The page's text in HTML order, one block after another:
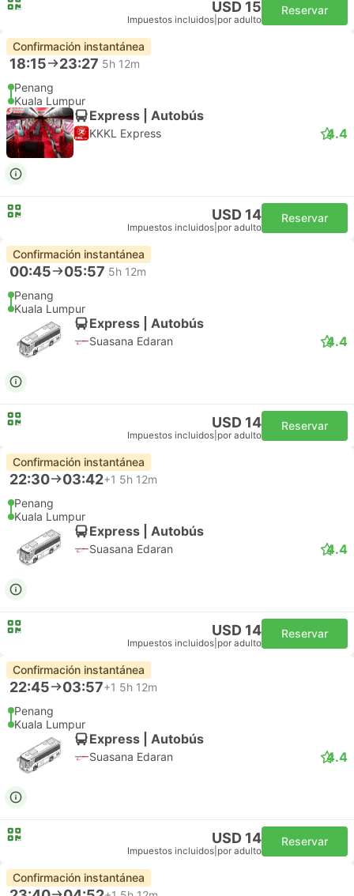
USD 15
Impuestos incluidos por adulto
Reservar
Confirmación instantánea
18:15 23:27 5h 12m
Penang
Kuala Lumpur
Express | Autobús
KKKL Express 4.4
USD 14
Impuestos incluidos por adulto
Reservar
Confirmación instantánea
00:45 05:57 5h 12m
Penang
Kuala Lumpur
Express | Autobús
Suasana Edaran 4.4
USD 14
Impuestos incluidos por adulto
Reservar
Confirmación instantánea
22:30 03:42+1 5h 12m
Penang
Kuala Lumpur
Express | Autobús
Suasana Edaran 4.4
USD 14
Impuestos incluidos por adulto
Reservar
Confirmación instantánea
22:45 03:57+1 5h 12m
Penang
Kuala Lumpur
Express | Autobús
Suasana Edaran 4.4
USD 14
Impuestos incluidos por adulto
Reservar
Confirmación instantánea